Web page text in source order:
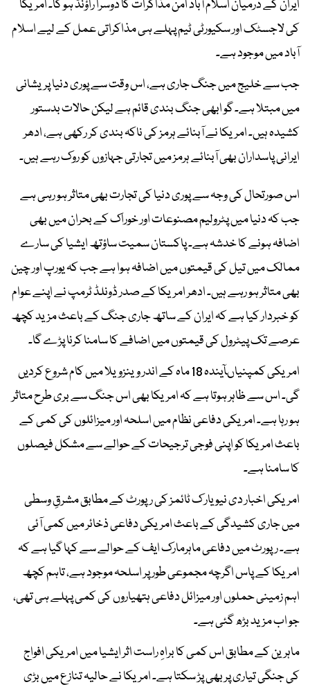
ایران کے درمیان اسلام آباد امن مذاکرات کا دوسرا راؤنڈ ہو گا۔ امریکا
کی لاجسٹک اور سکیورٹی ٹیم پہلے ہی مذاکراتی عمل کے لیے اسلام
آباد میں موجود ہے۔
جب سے خلیج میں جنگ جاری ہے، اس وقت سے پوری دنیا پریشانی
میں مبتلا ہے۔ گو ابھی جنگ بندی قائم ہے لیکن حالات بدستور
کشیدہ ہیں۔ امریکا نے آبنائے ہرمز کی ناکہ بندی کر رکھی ہے، ادھر
ایرانی پاسداران بھی آبنائے ہرمز میں تجارتی جہازوں کو روک رہے ہیں۔
اس صورتحال کی وجہ سے پوری دنیا کی تجارت بھی متاثر ہو رہی ہے
جب کہ دنیا میں پٹرولیم مصنوعات اور خوراک کے بحران میں بھی
اضافہ ہونے کا خدشہ ہے۔ پاکستان سمیت ساؤتھ ایشیا کی سارے
ممالک میں تیل کی قیمتوں میں اضافہ ہوا ہے جب کہ یورپ اور چین
بھی متاثر ہو رہے ہیں۔ ادھر امریکا کے صدر ڈونلڈ ٹرمپ نے اپنے عوام
کو خبردار کیا ہے کہ ایران کے ساتھ جاری جنگ کے باعث مزید کچھ
عرصے تک پیٹرول کی قیمتوں میں اضافے کا سامنا کرنا پڑے گا۔
امریکی کمپنیاںآیندہ 18 ماہ کے اندر وینزویلا میں کام شروع کردیں
گی۔ اس سے ظاہر ہوتا ہے کہ امریکا بھی اس جنگ سے بری طرح متاثر
ہو رہا ہے۔ امریکی دفاعی نظام میں اسلحہ اور میزائلوں کی کمی کے
باعث امریکا کو اپنی فوجی ترجیحات کے حوالے سے مشکل فیصلوں
کا سامنا ہے۔
امریکی اخبار دی نیو یار ک ٹائمز کی رپورٹ کے مطابق مشرقِ وسطی
میں جاری کشیدگی کے باعث امریکی دفاعی ذخائر میں کمی آئی
ہے۔ رپورٹ میں دفاعی ماہرمارک ایف کے حوالے سے کہا گیا ہے کہ
امریکا کے پاس اگرچہ مجموعی طور پر اسلحہ موجود ہے، تاہم کچھ
اہم زمینی حملوں اور میزائل دفاعی ہتھیاروں کی کمی پہلے ہی تھی،
جو اب مزید بڑھ گئی ہے۔
ماہرین کے مطابق اس کمی کا براہِ راست اثر ایشیا میں امریکی افواج
کی جنگی تیاری پر بھی پڑ سکتا ہے۔ امریکا نے حالیہ تنازع میں بڑی